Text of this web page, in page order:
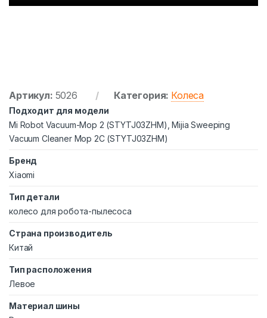
Артикул: 5026 Категория: Колеса
Подходит для модели
Mi Robot Vacuum-Mop 2 (STYTJ03ZHM), Mijia Sweeping
Vacuum Cleaner Mop 2C (STYTJ03ZHM)
Бренд
Xiaomi
Тип детали
колесо для робота-пылесоса
Страна производитель
Китай
Тип расположения
Левое
Материал шины